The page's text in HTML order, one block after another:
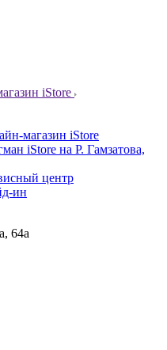
iStore
магазин iStore
iStore на Р. Гамзатова,
центр
ин
64а